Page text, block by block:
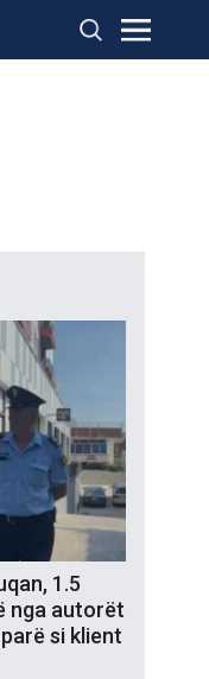
1.5
nga autorët
si klient